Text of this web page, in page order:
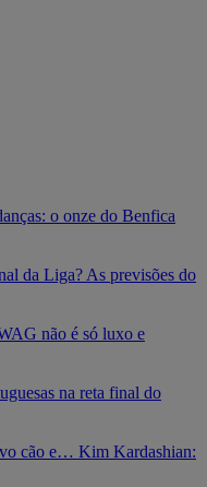
o onze do Benfica
da Liga? As previsões do
não é só luxo e
na reta final do
cão e… Kim Kardashian: